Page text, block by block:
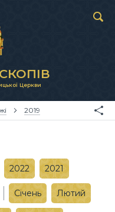
Церкви
2019
2022 2021
Січень Лютий